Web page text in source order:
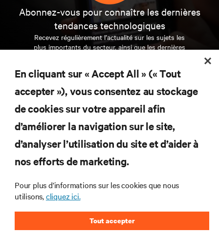
Abonnez-vous pour connaître les dernières
tendances technologiques
Recevez régulièrement l’actualité sur les sujets les
plus importants du secteur, ainsi que les dernières
et des infrastructures informatiques critiques.
S’INSCRIRE MAINTENANT
RESSOURCES
SUPPORT
SOCIÉTÉ
En cliquant sur « Accept All » (« Tout
accepter »), vous consentez au stockage
de cookies sur votre appareil afin
d’améliorer la navigation sur le site,
d’analyser l’utilisation du site et d’aider à
nos efforts de marketing.
Pour plus d’informations sur les cookies que nous
utilisons,cliquez ici.
Tout accepter